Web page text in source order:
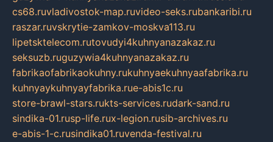
cs68.ruvladivostok-map.ruvideo-seks.rubankaribi.ru
raszar.ruvskrytie-zamkov-moskva113.ru
lipetsktelecom.rutovudyi4kuhnyanazakaz.ru
seksuzb.ruguzywia4kuhnyanazakaz.ru
fabrikaofabrikaokuhny.rukuhnyaekuhnyaafabrika.ru
kuhnyaykuhnyayfabrika.rue-abis1c.ru
store-brawl-stars.rukts-services.rudark-sand.ru
sindika-01.rusp-life.rux-legion.rusib-archives.ru
e-abis-1-c.rusindika01.ruvenda-festival.ru